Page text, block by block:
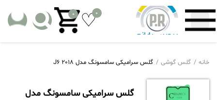
0
0
خانه گلس گوشی گلس سرامیکی سامسونگ مدل J6 2018
گلس سرامیکی سامسونگ مدل